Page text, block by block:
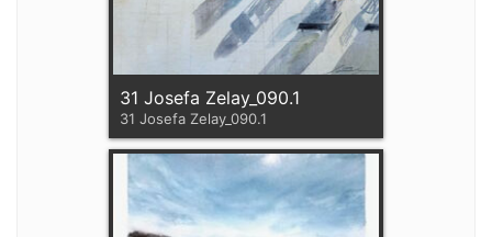
31 Josefa Zelay_090.1
31 Josefa Zelay_090.1